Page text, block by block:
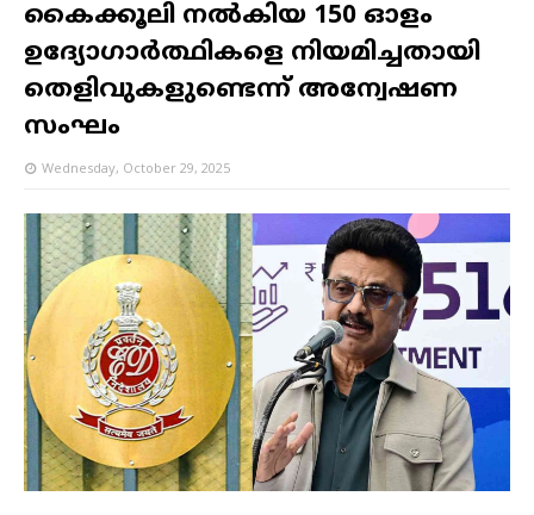
കൈക്കൂലി നൽകിയ 150 ഓളം
ഉദ്യോഗാർത്ഥികളെ നിയമിച്ചതായി
തെളിവുകളുണ്ടെന്ന് അന്വേഷണ
സംഘം
Wednesday, October 29, 2025